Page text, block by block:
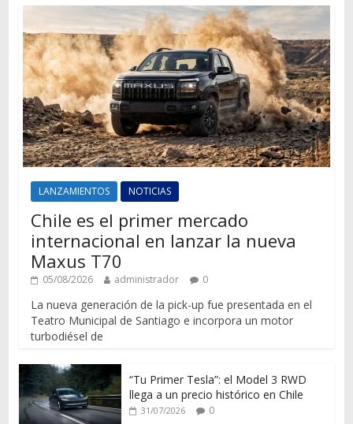
LANZAMIENTOS NOTICIAS
Chile es el primer mercado
internacional en lanzar la nueva
Maxus T70
05/08/2026 administrador 0
La nueva generación de la pick-up fue presentada en el
Teatro Municipal de Santiago e incorpora un motor
turbodiésel de
“Tu Primer Tesla”: el Model 3 RWD
llega a un precio histórico en Chile
31/07/2026 0